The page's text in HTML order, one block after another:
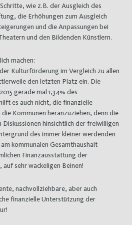
wie z.B. der Ausgleich des
die Erhöhungen zum Ausgleich
und die Anpassungen bei
und den Bildenden Künstlern.
machen:
Kulturförderung im Vergleich zu allen
den letzten Platz ein. Die
gerade mal 1,34% des
es auch nicht, die finanzielle
Kommunen heranzuziehen, denn die
hinsichtlich der freiwilligen
des immer kleiner werdenden
kommunalen Gesamthaushalt
Finanzausstattung der
sehr wackeligen Beinen!
nachvollziehbare, aber auch
finanzielle Unterstützung der